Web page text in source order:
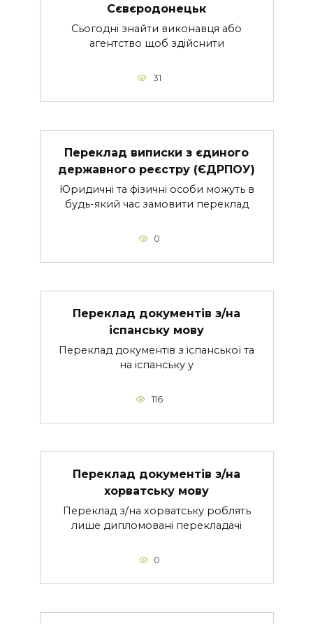
Сєвєродонецьк
Сьогодні знайти виконавця або
агентство щоб здійснити
31
Переклад виписки з єдиного
державного реєстру (ЄДРПОУ)
Юридичні та фізичні особи можуть в
будь-який час замовити переклад
0
Переклад документів з/на
іспанську мову
Переклад документів з іспанської та
на іспанську у
116
Переклад документів з/на
хорватську мову
Переклад з/на хорватську роблять
лише дипломовані перекладачі
0